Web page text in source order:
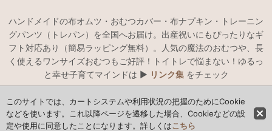
ハンドメイドの布オムツ・おむつカバー・布ナプキン・トレーニン
グパンツ（トレパン）を全国へお届け。出産祝いにもぴったりなギ
フト対応あり（簡易ラッピング無料）。人気の魔法のおむつや、長
く使えるワンサイズおむつもご好評！トイトレで悩まない！ゆるっ
と幸せ子育てマインドは ▶︎ リンク集をチェック
ハンドメイドでオリジナルの布おむつ・おむつカバー・布ナプキン
の通販
このサイトでは、カートシステムや利用状況の把握のためにCookie
などを使います。これ以降ページを遷移した場合、Cookieなどの設
定や使用に同意したことになります。詳しくはこちら